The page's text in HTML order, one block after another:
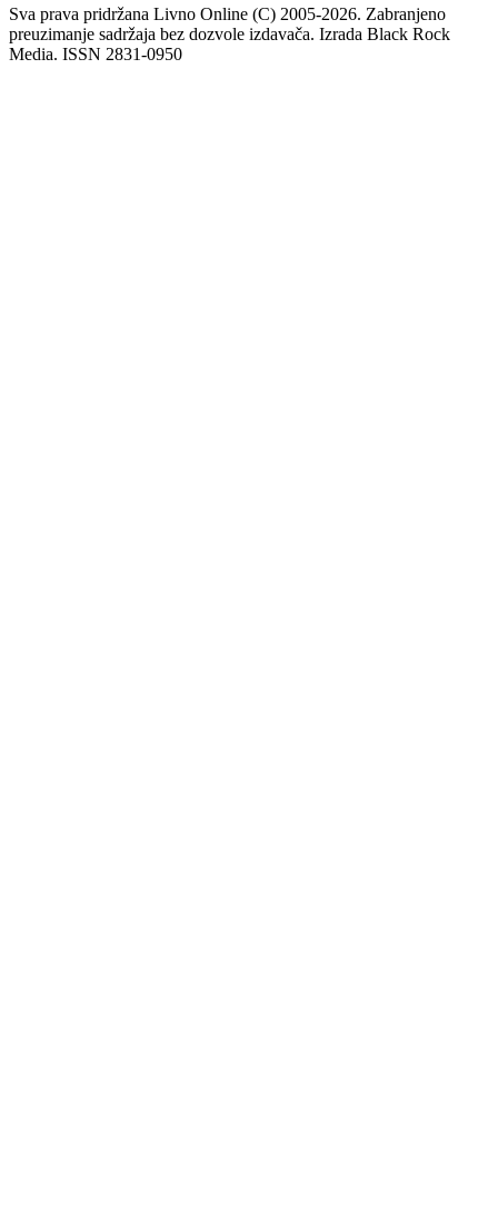
Sva prava pridržana Livno Online (C) 2005-2026. Zabranjeno
preuzimanje sadržaja bez dozvole izdavača. Izrada Black Rock
Media. ISSN 2831-0950